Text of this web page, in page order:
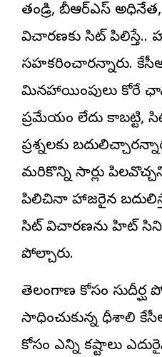
తండ్రి, బీఆర్ఎస్
విచారణకు సిట్
సహకరించారన్నారు.
మినహాయింపులు కోరే
ప్రమేయం లేదు కాబట్టి,
ప్రశ్నలకు
మరికొన్ని సార్లు
పిలిచినా హాజరైన
సిట్ విచారణను హిట్
పోల్చారు.
తెలంగాణ కోసం సుదీర్ఘ
సాధించుకున్న ధీశాలి
కోసం ఎన్ని కష్టాలు